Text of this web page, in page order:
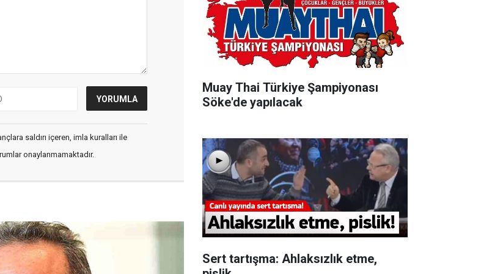
saldırı içeren, imla kuralları ile
onaylanmamaktadır.
Muay Thai Türkiye Şampiyonası
Söke'de yapılacak
Sert tartışma: Ahlaksızlık etme,